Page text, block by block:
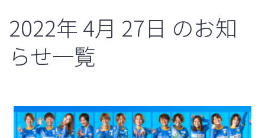
2022年 4月 27日 のお知
らせ一覧